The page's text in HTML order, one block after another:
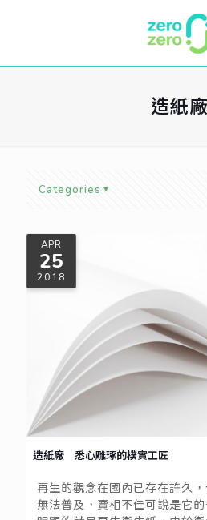
造紙廠
Categories
APR
25
2018
造紙廠 悉心雕琢的樸實工匠
再生的觀念在國內已存在許久
無法普及，賣相不佳可說是它